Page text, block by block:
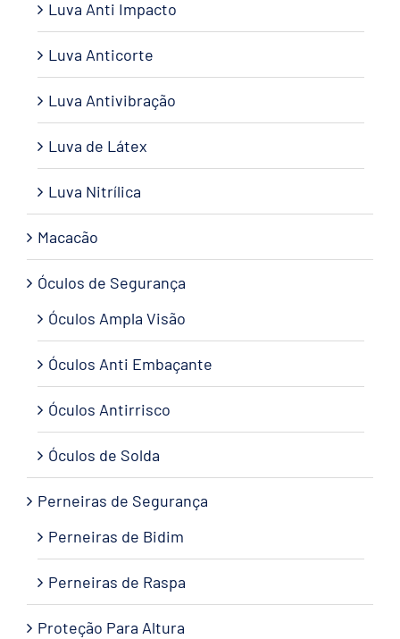
Luva Anti Impacto
Luva Anticorte
Luva Antivibração
Luva de Látex
Luva Nitrílica
Macacão
Óculos de Segurança
Óculos Ampla Visão
Óculos Anti Embaçante
Óculos Antirrisco
Óculos de Solda
Perneiras de Segurança
Perneiras de Bidim
Perneiras de Raspa
Proteção Para Altura